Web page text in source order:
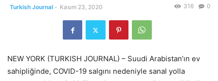
Turkish Journal - Kasım 23, 2020 0
316
NEW YORK (TURKISH JOURNAL) – Suudi Arabistan’ın ev
sahipliğinde, COVID-19 salgını nedeniyle sanal yolla